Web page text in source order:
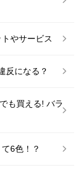
やサービス
反になる？
も買える! バラ
6色！？